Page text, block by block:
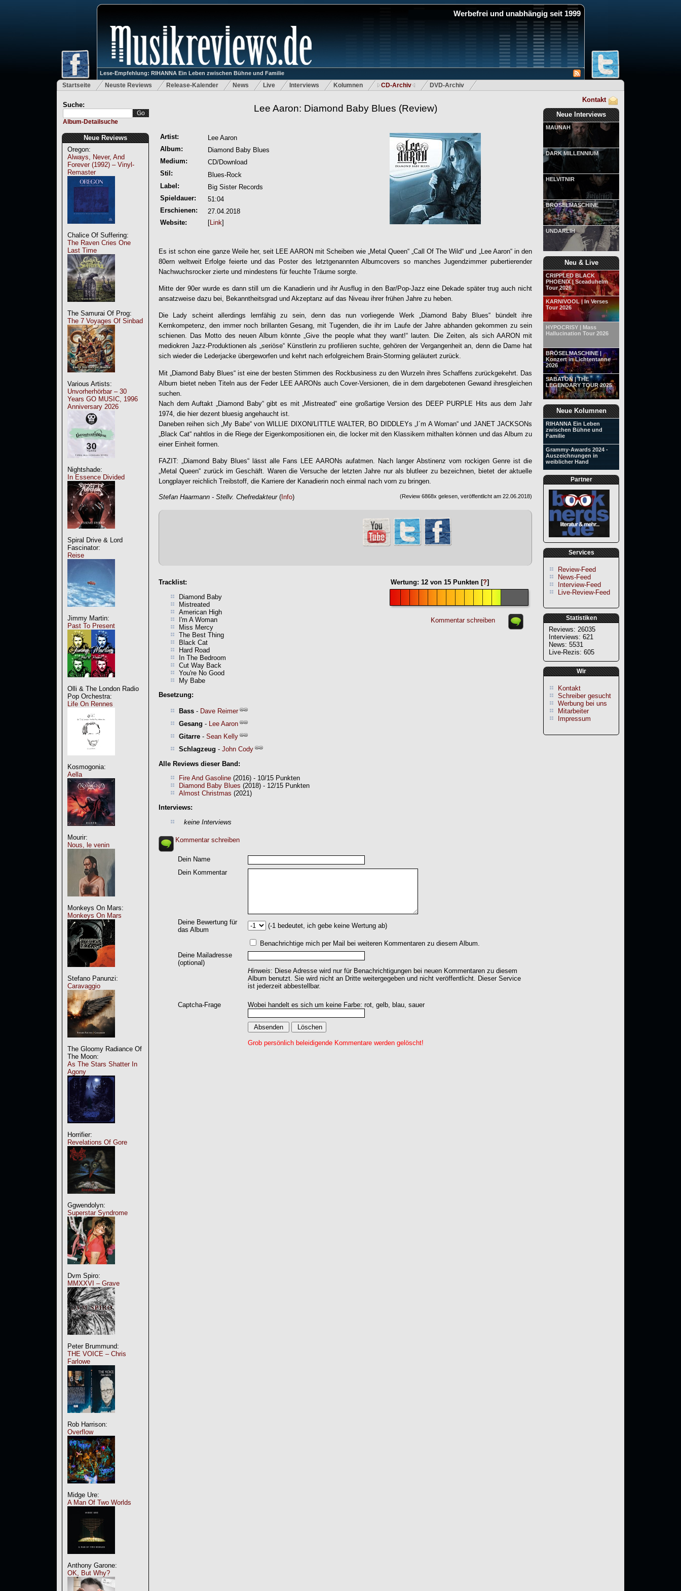
Werbefrei und unabhängig seit 1999
Lese-Empfehlung: RIHANNA Ein Leben zwischen Bühne und Familie
Startseite Neuste Reviews Release-Kalender News Live Interviews Kolumnen CD-Archiv DVD-Archiv
Suche:
Album-Detailsuche
Neue Reviews
Oregon:
Always, Never, And
Forever (1992) – Vinyl-
Remaster
Chalice Of Suffering:
The Raven Cries One
Last Time
The Samurai Of Prog:
The 7 Voyages Of Sinbad
Various Artists:
Unvorherhörbar – 30
Years GO MUSIC, 1996
Anniversary 2026
Nightshade:
In Essence Divided
Spiral Drive & Lord
Fascinator:
Reise
Jimmy Martin:
Past To Present
Olli & The London Radio
Pop Orchestra:
Life On Rennes
Kosmogonia:
Aella
Mourir:
Nous, le venin
Monkeys On Mars:
Monkeys On Mars
Stefano Panunzi:
Caravaggio
The Gloomy Radiance Of
The Moon:
As The Stars Shatter In
Agony
Horrifier:
Revelations Of Gore
Ggwendolyn:
Superstar Syndrome
Dvm Spiro:
MMXXVI – Grave
Peter Brummund:
THE VOICE – Chris
Farlowe
Rob Harrison:
Overflow
Midge Ure:
A Man Of Two Worlds
Anthony Garone:
OK, But Why?
Kontakt
Neue Interviews
MAUNAH
DARK MILLENNIUM
HELVITNIR
BRÖSELMASCHINE
UNDARLIH
Neu & Live
CRIPPLED BLACK
PHOENIX | Sceaduhelm
Tour 2026
KARNIVOOL | In Verses
Tour 2026
HYPOCRISY | Mass
Hallucination Tour 2026
BRÖSELMASCHINE |
Konzert in Lichtentanne
2026
SABATON | THE
LEGENDARY TOUR 2025
Neue Kolumnen
RIHANNA Ein Leben
zwischen Bühne und
Familie
Grammy-Awards 2024 -
Auszeichnungen in
weiblicher Hand
Partner
Services
Review-Feed
News-Feed
Interview-Feed
Live-Review-Feed
Statistiken
Reviews: 26035
Interviews: 621
News: 5531
Live-Rezis: 605
Wir
Kontakt
Schreiber gesucht
Werbung bei uns
Mitarbeiter
Impressum
Lee Aaron: Diamond Baby Blues (Review)
Artist:
Lee Aaron
Album:
Diamond Baby Blues
Medium:
CD/Download
Stil:
Blues-Rock
Label:
Big Sister Records
Spieldauer:
51:04
Erschienen:
27.04.2018
Website:
[Link]
Es ist schon eine ganze Weile her, seit LEE AARON mit Scheiben wie „Metal Queen“ „Call Of The Wild“ und „Lee Aaron“ in den
80ern weltweit Erfolge feierte und das Poster des letztgenannten Albumcovers so manches Jugendzimmer pubertierender
Nachwuchsrocker zierte und mindestens für feuchte Träume sorgte.
Mitte der 90er wurde es dann still um die Kanadierin und ihr Ausflug in den Bar/Pop-Jazz eine Dekade später trug auch nicht
ansatzweise dazu bei, Bekanntheitsgrad und Akzeptanz auf das Niveau ihrer frühen Jahre zu heben.
Die Lady scheint allerdings lernfähig zu sein, denn das nun vorliegende Werk „Diamond Baby Blues“ bündelt ihre
Kernkompetenz, den immer noch brillanten Gesang, mit Tugenden, die ihr im Laufe der Jahre abhanden gekommen zu sein
schienen. Das Motto des neuen Album könnte „Give the people what they want!“ lauten. Die Zeiten, als sich AARON mit
mediokren Jazz-Produktionen als „seriöse“ Künstlerin zu profilieren suchte, gehören der Vergangenheit an, denn die Dame hat
sich wieder die Lederjacke übergeworfen und kehrt nach erfolgreichem Brain-Storming geläutert zurück.
Mit „ Diamond Baby Blues“ ist eine der besten Stimmen des Rockbusiness zu den Wurzeln ihres Schaffens zurückgekehrt. Das
Album bietet neben Titeln aus der Feder LEE AARONs auch Cover-Versionen, die in dem dargebotenen Gewand ihresgleichen
suchen.
Nach dem Auftakt „Diamond Baby“ gibt es mit „Mistreated“ eine großartige Version des DEEP PURPLE Hits aus dem Jahr
1974, die hier dezent bluesig angehaucht ist.
Daneben reihen sich „My Babe“ von WILLIE DIXON/LITTLE WALTER, BO DIDDLEYs „I´m A Woman“ und JANET JACKSONs
„Black Cat“ nahtlos in die Riege der Eigenkompositionen ein, die locker mit den Klassikern mithalten können und das Album zu
einer Einheit formen.
FAZIT: „ Diamond Baby Blues“ lässt alle Fans LEE AARONs aufatmen. Nach langer Abstinenz vom rockigen Genre ist die
„Metal Queen“ zurück im Geschäft. Waren die Versuche der letzten Jahre nur als blutleer zu bezeichnen, bietet der aktuelle
Longplayer reichlich Treibstoff, die Karriere der Kanadierin noch einmal nach vorn zu bringen.
Stefan Haarmann - Stellv. Chefredakteur( Info) (Review 6868x gelesen, veröffentlicht am 22.06.2018)
Wertung: 12 von 15 Punkten [?]
Kommentar schreiben
Tracklist:
Diamond Baby
Mistreated
American High
I'm A Woman
Miss Mercy
The Best Thing
Black Cat
Hard Road
In The Bedroom
Cut Way Back
You're No Good
My Babe
Besetzung:
Bass - Dave Reimer
Gesang - Lee Aaron
Gitarre - Sean Kelly
Schlagzeug - John Cody
Alle Reviews dieser Band:
Fire And Gasoline (2016) - 10/15 Punkten
Diamond Baby Blues (2018) - 12/15 Punkten
Almost Christmas (2021)
Interviews:
keine Interviews
Kommentar schreiben
Dein Name
Dein Kommentar
Deine Bewertung für
das Album
(-1 bedeutet, ich gebe keine Wertung ab)
Benachrichtige mich per Mail bei weiteren Kommentaren zu diesem Album.
Deine Mailadresse
(optional)
Hinweis: Diese Adresse wird nur für Benachrichtigungen bei neuen Kommentaren zu diesem
Album benutzt. Sie wird nicht an Dritte weitergegeben und nicht veröffentlicht. Dieser Service
ist jederzeit abbestellbar.
Captcha-Frage Wobei handelt es sich um keine Farbe: rot, gelb, blau, sauer
Grob persönlich beleidigende Kommentare werden gelöscht!